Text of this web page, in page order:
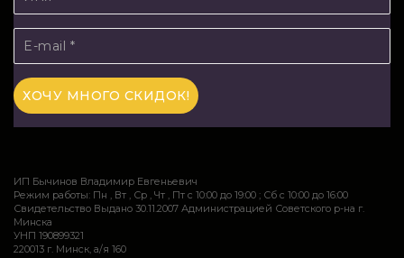
ИП Бычинов Владимир Евгеньевич
Режим работы: Пн , Вт , Ср , Чт , Пт c 10:00 до 19:00 ; Сб c 10:00 до 16:00
Свидетельство Выдано 30.11.2007 Администрацией Советского р-на г.
Минска
УНП 190899321
220013 г. Минск, а/я 160